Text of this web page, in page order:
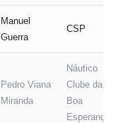
Manuel
Guerra
CSP
Pedro Viana
Miranda
Náutico
Clube da
Boa
Esperança